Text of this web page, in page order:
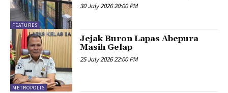
FEATURES
30 July 2026 20:00 PM
METROPOLIS
Jejak Buron Lapas Abepura
Masih Gelap
25 July 2026 22:00 PM